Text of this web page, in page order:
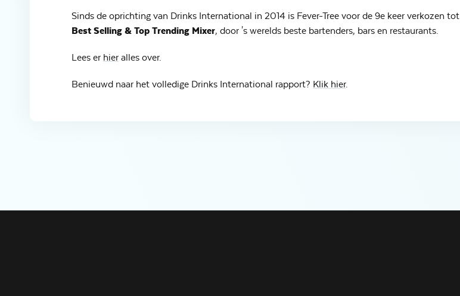
Sinds de oprichting van Drinks International in 2014 is Fever-Tree voor de 9e keer verkozen tot
Best Selling & Top Trending Mixer, door 's werelds beste bartenders, bars en restaurants.
Lees er hier alles over.
Benieuwd naar het volledige Drinks International rapport? Klik hier.